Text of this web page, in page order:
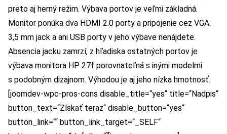
preto aj herný režim. Výbava portov je veľmi základná.
Monitor ponúka dva HDMI 2.0 porty a pripojenie cez VGA.
3,5 mm jack a ani USB porty v jeho výbave nenájdete.
Absencia jacku zamrzí, z hľadiska ostatných portov je
výbava monitora HP 27f porovnateľná s inými modelmi
s podobným dizajnom. Výhodou je aj jeho nízka hmotnosť.
[joomdev-wpc-pros-cons disable_title=“yes“ title=“Nadpis“
button_text=“Získať teraz“ disable_button=“yes“
button_link=““ button_link_target=“_SELF“